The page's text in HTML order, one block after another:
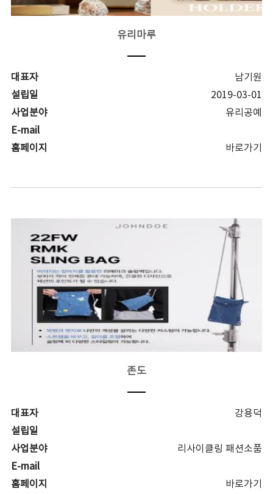
유리마루
대표자
남기원
설립일
2019-03-01
사업분야
유리공예
E-mail
홈페이지
바로가기
존도
대표자
강용덕
설립일
사업분야
리사이클링 패션소품
E-mail
홈페이지
바로가기